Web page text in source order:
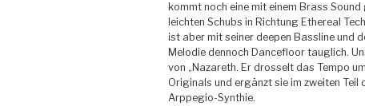
kommt noch eine mit einem Brass
leichten Schubs in Richtung Ethereal
ist aber mit seiner deepen Bassline und
Melodie dennoch Dancefloor tauglich.
von „Nazareth. Er drosselt das Tempo
Originals und ergänzt sie im zweiten
Arppegio-Synthie.